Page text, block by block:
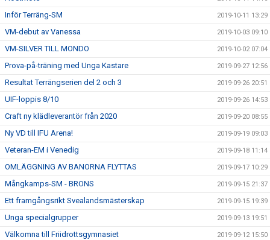
Inför Terräng-SM 2019-10-11 13:29
VM-debut av Vanessa 2019-10-03 09:10
VM-SILVER TILL MONDO 2019-10-02 07:04
Prova-på-träning med Unga Kastare 2019-09-27 12:56
Resultat Terrängserien del 2 och 3 2019-09-26 20:51
UIF-loppis 8/10 2019-09-26 14:53
Craft ny klädleverantör från 2020 2019-09-20 08:55
Ny VD till IFU Arena! 2019-09-19 09:03
Veteran-EM i Venedig 2019-09-18 11:14
OMLÄGGNING AV BANORNA FLYTTAS 2019-09-17 10:29
Mångkamps-SM - BRONS 2019-09-15 21:37
Ett framgångsrikt Svealandsmästerskap 2019-09-15 19:39
Unga specialgrupper 2019-09-13 19:51
Välkomna till Friidrottsgymnasiet 2019-09-12 15:50